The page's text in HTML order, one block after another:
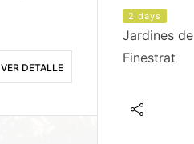
VER DETALLE
2 days
Jardines
Finestrat